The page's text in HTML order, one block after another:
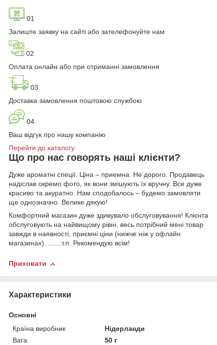
01
Залиште заявку на сайті або зателефонуйте нам
02
Оплата онлайн або при отриманні замовлення
03
Доставка замовлення поштовою службою
04
Ваш відгук про нашу компанію
Перейти до каталогу
Що про нас говорять наші клієнти?
Дуже ароматні спеції. Ціна – приемна. Не дорого. Продавець
надіслав окремо фото, як вони змішують їх вручну. Все дуже
красиво та акуратно. Нам сподобалось – будемо замовляти
ще однозначно. Велике дякую!
Комфортний магазин дуже здивувало обслуговування! Клієнта
обслуговують на найвищому рівні, весь потрібний мені товар
завжди в наявності, приємні ціни (нижче ніж у офлайн
магазинах). .......т.п. Рекомендую всім!
Приховати
Характеристики
Основні
Країна виробник
Нідерланди
Вага
50 г